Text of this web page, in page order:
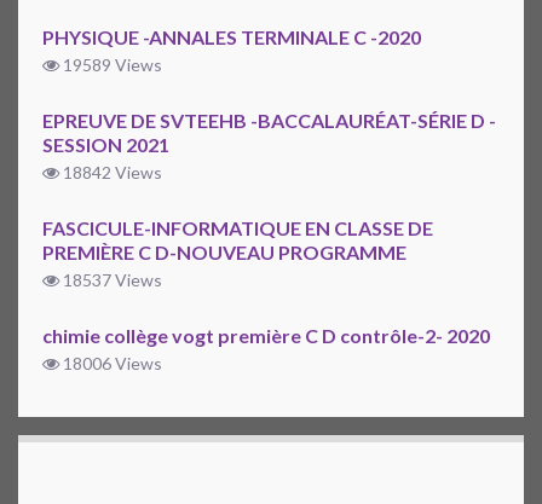
PHYSIQUE -ANNALES TERMINALE C -2020
19589 Views
EPREUVE DE SVTEEHB -BACCALAURÉAT-SÉRIE D -
SESSION 2021
18842 Views
FASCICULE-INFORMATIQUE EN CLASSE DE
PREMIÈRE C D-NOUVEAU PROGRAMME
18537 Views
chimie collège vogt première C D contrôle-2- 2020
18006 Views